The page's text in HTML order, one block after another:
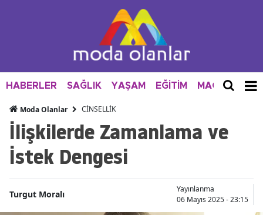
HABERLER SAĞLIK YAŞAM EĞİTİM MAGAZİN
Moda Olanlar CİNSELLİK
İlişkilerde Zamanlama ve
İstek Dengesi
Turgut Moralı
Yayınlanma
06 Mayıs 2025 - 23:15